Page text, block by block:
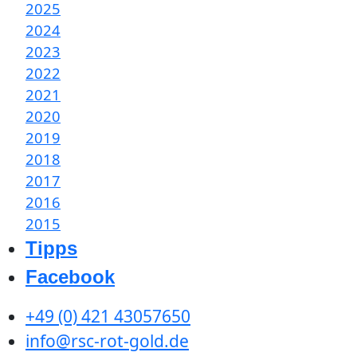
2025
2024
2023
2022
2021
2020
2019
2018
2017
2016
2015
Tipps
Facebook
+49 (0) 421 43057650
info@rsc-rot-gold.de